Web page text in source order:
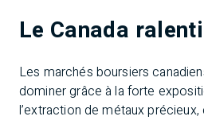
Le Canada
Les marchés boursiers
dominer grâce à la forte
l’extraction de métaux précieux,